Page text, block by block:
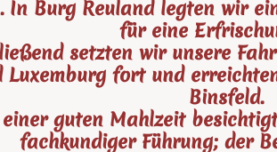
In Burg Reuland legten wir
für eine
setzten wir unsere
Luxemburg fort und
Binsfeld.
guten Mahlzeit
fachkundiger Führung; der